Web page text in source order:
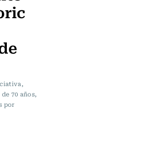
70 años,
por